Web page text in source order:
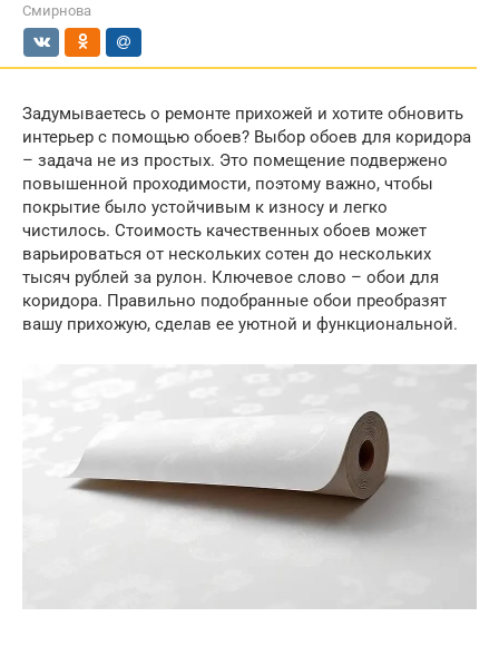
Смирнова
Задумываетесь о ремонте прихожей и хотите обновить
интерьер с помощью обоев? Выбор обоев для коридора
– задача не из простых. Это помещение подвержено
повышенной проходимости, поэтому важно, чтобы
покрытие было устойчивым к износу и легко
чистилось. Стоимость качественных обоев может
варьироваться от нескольких сотен до нескольких
тысяч рублей за рулон. Ключевое слово – обои для
коридора. Правильно подобранные обои преобразят
вашу прихожую, сделав ее уютной и функциональной.